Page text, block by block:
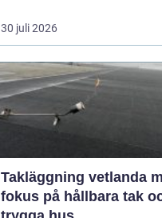
30 juli 2026
Takläggning vetlanda
fokus på hållbara tak